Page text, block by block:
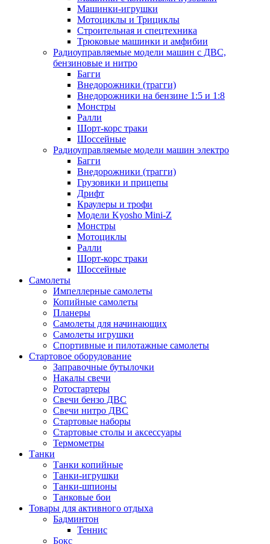
Машинки-игрушки
Мотоциклы и Трициклы
Строительная и спецтехника
Трюковые машинки и амфибии
Радиоуправляемые модели машин с ДВС,
бензиновые и нитро
Багги
Внедорожники (трагги)
Внедорожники на бензине 1:5 и 1:8
Монстры
Ралли
Шорт-корс траки
Шоссейные
Радиоуправляемые модели машин электро
Багги
Внедорожники (трагги)
Грузовики и прицепы
Дрифт
Краулеры и трофи
Модели Kyosho Mini-Z
Монстры
Мотоциклы
Ралли
Шорт-корс траки
Шоссейные
Самолеты
Импеллерные самолеты
Копийные самолеты
Планеры
Самолеты для начинающих
Самолеты игрушки
Спортивные и пилотажные самолеты
Стартовое оборудование
Заправочные бутылочки
Накалы свечи
Ротостартеры
Свечи бензо ДВС
Свечи нитро ДВС
Стартовые наборы
Стартовые столы и аксессуары
Термометры
Танки
Танки копийные
Танки-игрушки
Танки-шпионы
Танковые бои
Товары для активного отдыха
Бадминтон
Теннис
Бокс